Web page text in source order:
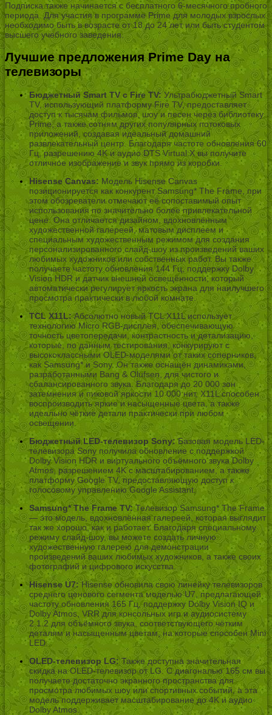
Подписка также начинается с бесплатного 6-месячного пробного
периода. Для участия в программе Prime для молодых взрослых
необходимо быть в возрасте от 18 до 24 лет или быть студентом
высшего учебного заведения.
Лучшие предложения Prime Day на
телевизоры
Бюджетный Smart TV с Fire TV:Ультрабюджетный Smart
TV, использующий платформу Fire TV, предоставляет
доступ к тысячам фильмов, шоу и песен через библиотеку
Prime, а также сотням других популярных потоковых
приложений, создавая идеальный домашний
развлекательный центр. Благодаря частоте обновления 60
Гц, разрешению 4K и аудио DTS Virtual:X вы получите
отличное изображение и звук прямо из коробки.
Hisense Canvas: Модель Hisense Canvas
позиционируется как конкурент Samsung* The Frame, при
этом обозреватели отмечают её сопоставимый опыт
использования по значительно более привлекательной
цене. Она отличается дизайном, вдохновлённым
художественной галереей, матовым дисплеем и
специальным художественным режимом для создания
персонализированного слайд-шоу из произведений ваших
любимых художников или собственных работ. Вы также
получаете частоту обновления 144 Гц, поддержку Dolby
Vision HDR и датчик внешней освещённости, который
автоматически регулирует яркость экрана для наилучшего
просмотра практически в любой комнате.
TCL X11L:Абсолютно новый TCL X11L использует
технологию Micro RGB-дисплея, обеспечивающую
точность цветопередачи, контрастность и детализацию,
которые, по данным тестирования, конкурируют с
высококлассными OLED-моделями от таких соперников,
как Samsung* и Sony. Он также оснащён динамиками,
разработанными Bang & Olufsen, для чистого и
сбалансированного звука. Благодаря до 20 000 зон
затемнения и пиковой яркости 10 000 нит, X11L способен
воспроизводить яркие и насыщенные цвета, а также
идеально чёткие детали практически при любом
освещении.
Бюджетный LED-телевизор Sony:Базовая модель LED-
телевизора Sony получила обновление с поддержкой
Dolby Vision HDR и виртуального объёмного звука Dolby
Atmos, разрешением 4K с масштабированием, а также
платформу Google TV, предоставляющую доступ к
голосовому управлению Google Assistant.
Samsung* The Frame TV:Телевизор Samsung* The Frame
— это модель, вдохновлённая галереей, которая выглядит
так же хорошо, как и работает. Благодаря специальному
режиму слайд-шоу, вы можете создать личную
художественную галерею для демонстрации
произведений ваших любимых художников, а также своих
фотографий и цифрового искусства.
Hisense U7:Hisense обновила свою линейку телевизоров
среднего ценового сегмента моделью U7, предлагающей
частоту обновления 165 Гц, поддержку Dolby Vision IQ и
Dolby Atmos, VRR для консольных игр и аудиосистему
2.1.2 для объёмного звука, соответствующего чётким
деталям и насыщенным цветам, на которые способен Mini
LED.
OLED-телевизор LG:Также доступна значительная
скидка на OLED-телевизор от LG. С диагональю 165 см вы
получаете достаточно экранного пространства для
просмотра любимых шоу или спортивных событий, а эта
модель поддерживает масштабирование до 4K и аудио
Dolby Atmos.